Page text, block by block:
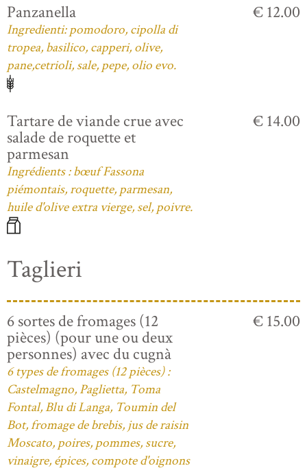
Panzanella
Ingredienti: pomodoro, cipolla di
tropea, basilico, capperi, olive,
pane,cetrioli, sale, pepe, olio evo.
€ 12.00
Tartare de viande crue avec
salade de roquette et
parmesan
Ingrédients : bœuf Fassona
piémontais, roquette, parmesan,
huile d'olive extra vierge, sel, poivre.
€ 14.00
Taglieri
6 sortes de fromages (12
pièces) (pour une ou deux
personnes) avec du cugnà
6 types de fromages (12 pièces) :
Castelmagno, Paglietta, Toma
Fontal, Blu di Langa, Toumin del
Bot, fromage de brebis, jus de raisin
Moscato, poires, pommes, sucre,
vinaigre, épices, compote d'oignons
€ 15.00